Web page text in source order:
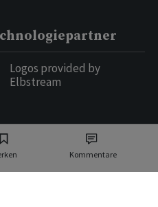
Kommentare
Logos provided by
Elbstream
Schweiz